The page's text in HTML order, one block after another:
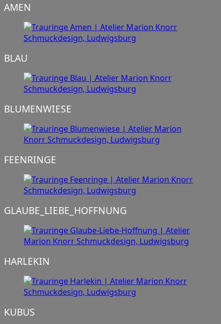
AMEN
BLAU
BLUMENWIESE
FEENRINGE
GLAUBE_LIEBE_HOFFNUNG
HARLEKIN
KUBUS